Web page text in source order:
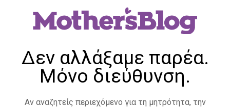
Δεν αλλάξαμε παρέα.
Μόνο διεύθυνση.
Αν αναζητείς περιεχόμενο για τη μητρότητα, την